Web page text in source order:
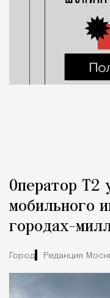
Оператор Т2
мобильного
городах-
Город Редакция